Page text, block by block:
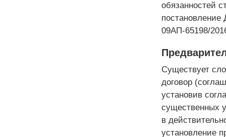
обязанностей
постановление
09АП-65198/
Существует
договор
установив
существенных
в
установление